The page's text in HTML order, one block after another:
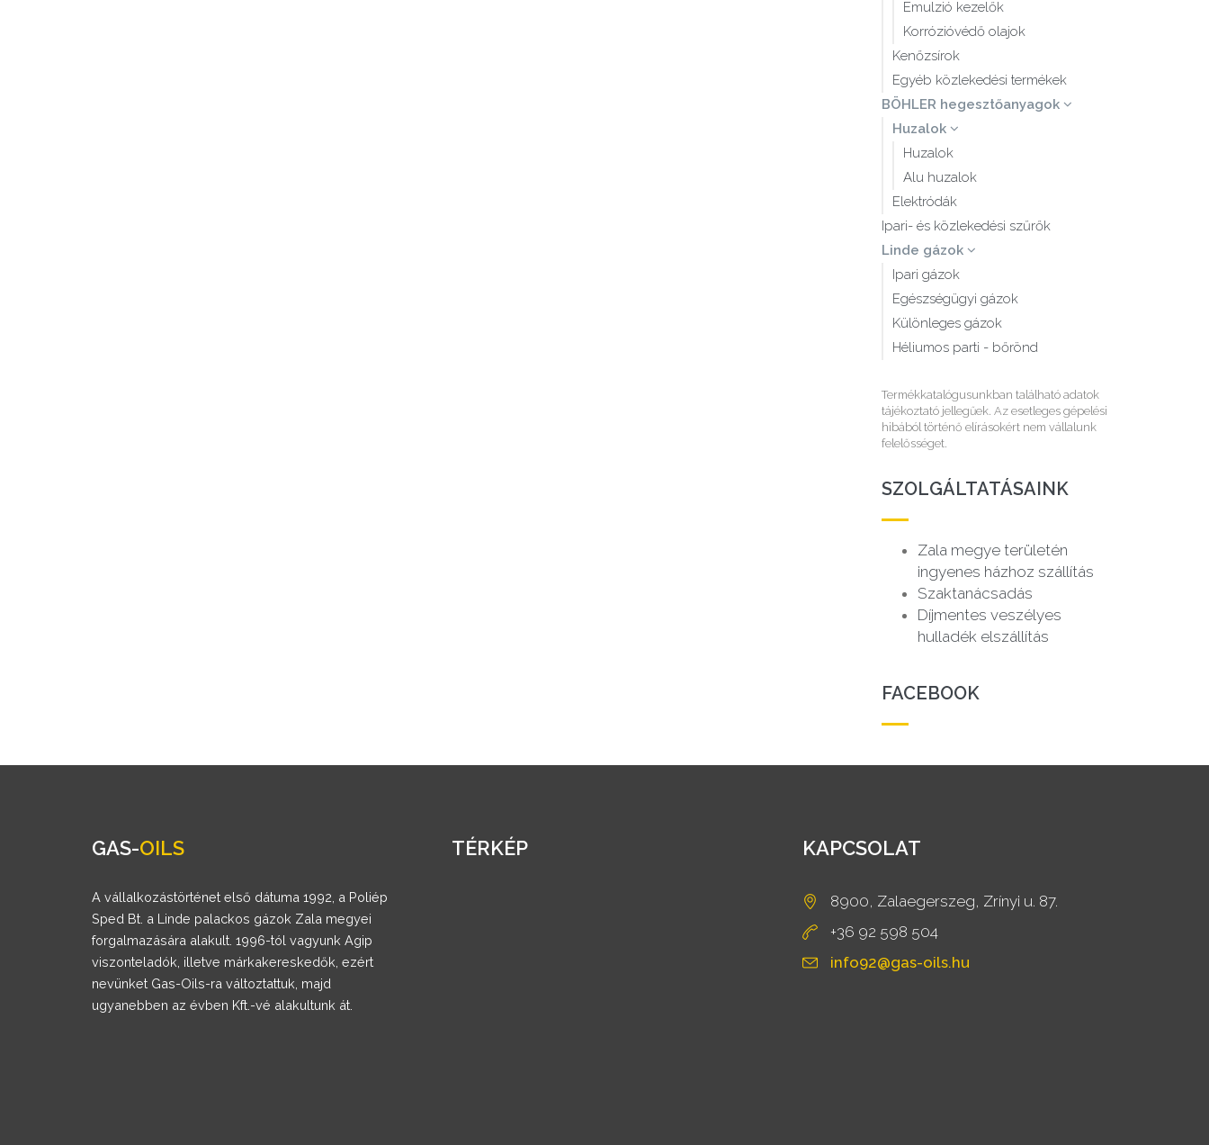
Emulzió kezelők
Korrózióvédő olajok
Kenőzsírok
Egyéb közlekedési termékek
BÖHLER hegesztőanyagok
Huzalok
Huzalok
Alu huzalok
Elektródák
Ipari- és közlekedési szűrők
Linde gázok
Ipari gázok
Egészségügyi gázok
Különleges gázok
Héliumos parti - bőrönd
Termékkatalógusunkban található adatok
tájékoztató jellegűek. Az esetleges gépelési
hibából történő elírásokért nem vállalunk
felelősséget.
SZOLGÁLTATÁSAINK
Zala megye területén
ingyenes házhoz szállítás
Szaktanácsadás
Díjmentes veszélyes
hulladék elszállítás
FACEBOOK
GAS-OILS
A vállalkozástörténet első dátuma 1992, a Poliép
Sped Bt. a Linde palackos gázok Zala megyei
forgalmazására alakult. 1996-tól vagyunk Agip
viszonteladók, illetve márkakereskedők, ezért
nevünket Gas-Oils-ra változtattuk, majd
ugyanebben az évben Kft.-vé alakultunk át.
TÉRKÉP KAPCSOLAT
8900, Zalaegerszeg, Zrínyi u. 87.
+36 92 598 504
info92@gas-oils.hu